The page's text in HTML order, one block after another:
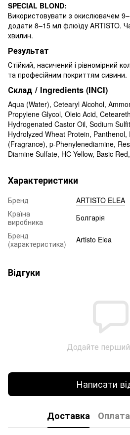
SPECIAL BLOND:
Використовувати з окислювачем
додати 8–15 мл флюїду ARTISTO.
хвилин.
Результат
Стійкий, насичений і рівномірний
та професійним покриттям сивини.
Склад / Ingredients (INCI)
Aqua (Water), Cetearyl Alcohol,
Propylene Glycol, Oleic Acid,
Hydrogenated Castor Oil, Sodium
Hydrolyzed Wheat Protein, Panthenol,
(Fragrance), p-Phenylenediamine,
Diamine Sulfate, HC Yellow, Basic
Характеристики
Бренд
ARTISTO ELEA
Країна
виробника
Болгарія
Бренд
(характеристика)
Artisto Elea
Відгуки
Додайте перший
Написати
Доставка Оплата